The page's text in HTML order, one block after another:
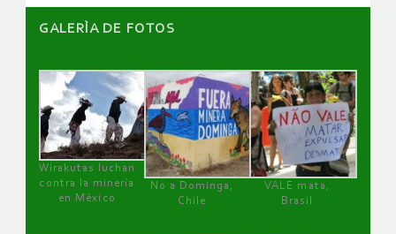
GALERÌA DE FOTOS
Wirakutas luchan
contra la minería
en México
No a Dominga,
Chile
VALE mata,
Brasil